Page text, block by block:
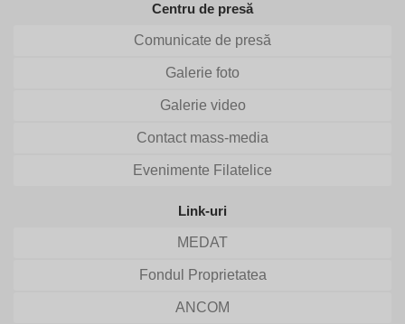
Centru de presă
Comunicate de presă
Galerie foto
Galerie video
Contact mass-media
Evenimente Filatelice
Link-uri
MEDAT
Fondul Proprietatea
ANCOM